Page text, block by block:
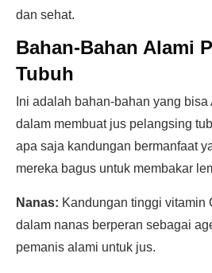
dan sehat.
Bahan-Bahan Alami
Tubuh
Ini adalah bahan-bahan yang
dalam membuat jus pelangsing
apa saja kandungan bermanfaat
mereka bagus untuk membakar
Nanas: Kandungan tinggi vitamin
dalam nanas berperan sebagai
pemanis alami untuk jus.